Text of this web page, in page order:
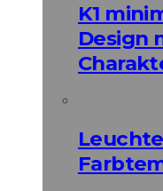
K1
Design